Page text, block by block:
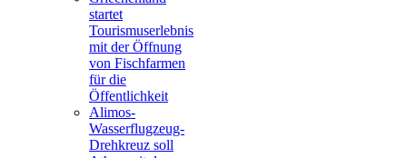
startet
Tourismuserlebnis
mit der Öffnung
von Fischfarmen
für die
Öffentlichkeit
Alimos-
Wasserflugzeug-
Drehkreuz soll